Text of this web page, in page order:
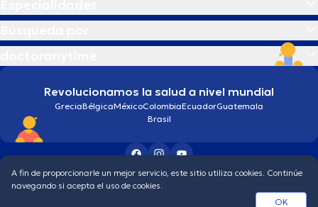
Revolucionamos la salud a nivel mundial
GreciaBélgicaMéxicoColombiaEcuadorGuatemala
Brasil
Condiciones generales
Política de protección de los datos personales
A fin de proporcionarle un mejor servicio, este sitio utiliza cookies. Continúe
navegando si acepta el uso de cookies.
OK